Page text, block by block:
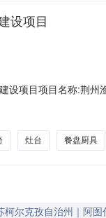
设项目
设项目项目名称:荆
法人代表姓名:涂群
灶台 餐盘厨具
柯尔克孜自治州｜阿图